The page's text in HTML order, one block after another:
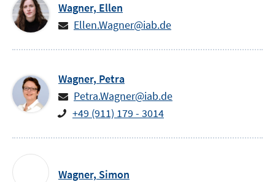
Wagner, Ellen
Ellen.Wagner@iab.de
Wagner, Petra
Petra.Wagner@iab.de
+49 (911) 179 - 3014
Wagner, Simon